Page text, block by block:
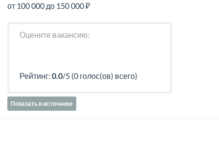
от 100 000 до 150 000 ₽
Оцените вакансию:
Рейтинг: 0.0/5 (0 голос(ов) всего)
Показать в источнике